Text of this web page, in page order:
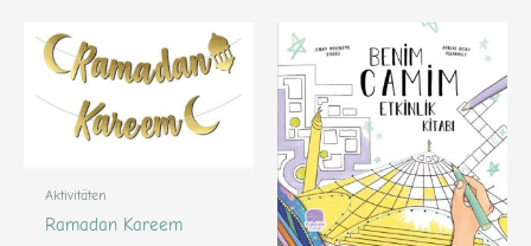
Aktivitäten
Ramadan Kareem
weist
auf.
Die